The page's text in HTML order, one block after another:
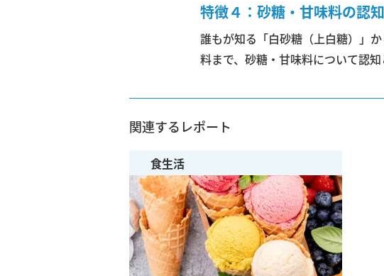
特徴４：砂糖・甘味料の認
誰もが知る「白砂糖（上白糖）」
料まで、砂糖・甘味料について認
関連するレポート
食生活